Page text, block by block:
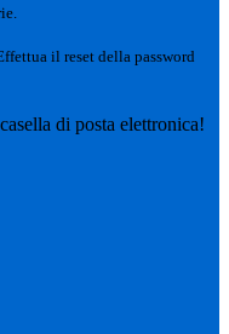
il reset della password
di posta elettronica!